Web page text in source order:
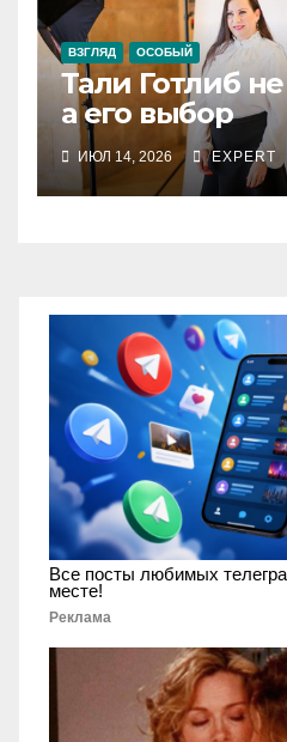
ВЗГЛЯД ОСОБЫЙ
Тали Готлиб
а его выбор
ИЮЛ 14, 2026 EXPERT
Все посты любимых
месте!
Реклама